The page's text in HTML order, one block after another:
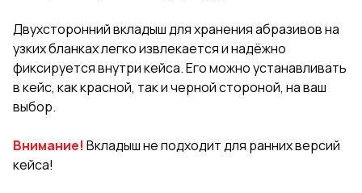
Двухсторонний вкладыш для хранения абразивов на
узких бланках легко извлекается и надёжно
фиксируется внутри кейса. Его можно устанавливать
в кейс, как красной, так и черной стороной, на ваш
выбор.
Внимание! Вкладыш не подходит для ранних версий
кейса!